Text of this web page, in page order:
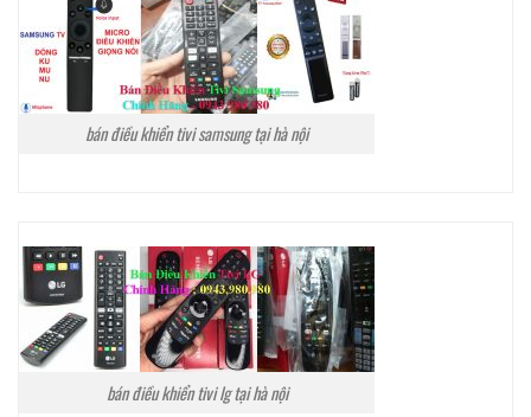
bán điều khiển tivi samsung tại hà nội
bán điều khiển tivi lg tại hà nội